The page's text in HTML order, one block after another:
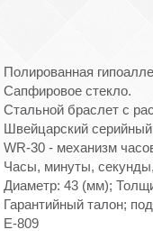
Полированная
Сапфировое стекло.
Стальной браслет с
Швейцарский
WR-30 - механизм
Часы, минуты,
Диаметр: 43 (мм);
Гарантийный талон;
E-809